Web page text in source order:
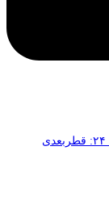
بعدی